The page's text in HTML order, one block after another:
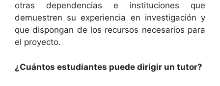
otras dependencias e instituciones que
demuestren su experiencia en investigación y
que dispongan de los recursos necesarios para
el proyecto.
¿Cuántos estudiantes puede dirigir un tutor?